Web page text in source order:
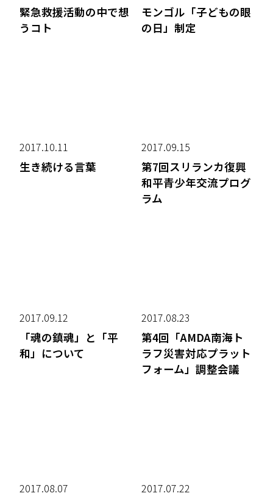
緊急救援活動の中で想
うコト
モンゴル「子どもの眼
の日」制定
2017.10.11
生き続ける言葉
2017.09.15
第7回スリランカ復興
和平青少年交流プログ
ラム
2017.09.12
「魂の鎮魂」と「平
和」について
2017.08.23
第4回「AMDA南海ト
ラフ災害対応プラット
フォーム」調整会議
2017.08.07 2017.07.22